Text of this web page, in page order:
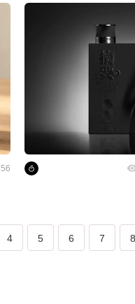
56
4 5 6 7 8